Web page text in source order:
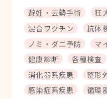
避妊・去勢手術
狂
混合ワクチン
抗体
ノミ・ダニ予防
マ
健康診断
各種検査
消化器系疾患
整形
感染症系疾患
循環